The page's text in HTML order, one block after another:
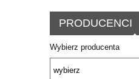
PRODUCENCI
Wybierz producenta